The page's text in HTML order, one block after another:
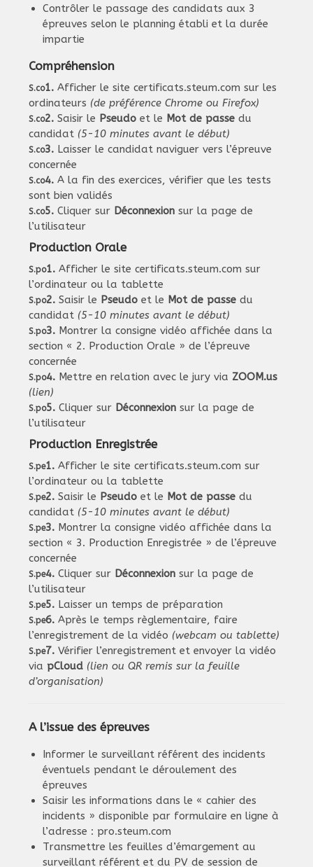
Contrôler le passage des candidats aux 3
épreuves selon le planning établi et la durée
impartie
Compréhension
S.co1. Afficher le sitecertificats.steum.com sur les
ordinateurs (de préférence Chrome ou Firefox)
S.co2. Saisir le Pseudo et le Mot de passe du
candidat (5-10 minutes avant le début)
S.co3. Laisser le candidat naviguer vers l’épreuve
concernée
S.co4. A la fin des exercices, vérifier que les tests
sont bien validés
S.co5. Cliquer sur Déconnexion sur la page de
l’utilisateur
Production Orale
S.po1. Afficher le sitecertificats.steum.com sur
l’ordinateur ou la tablette
S.po2. Saisir le Pseudo et le Mot de passe du
candidat (5-10 minutes avant le début)
S.po3. Montrer la consigne vidéo affichée dans la
section « 2. Production Orale » de l’épreuve
concernée
S.po4. Mettre en relation avec le jury via ZOOM.us
(lien)
S.po5. Cliquer sur Déconnexion sur la page de
l’utilisateur
Production Enregistrée
S.pe1. Afficher le sitecertificats.steum.com sur
l’ordinateur ou la tablette
S.pe2. Saisir le Pseudo et le Mot de passe du
candidat (5-10 minutes avant le début)
S.pe3. Montrer la consigne vidéo affichée dans la
section « 3. Production Enregistrée » de l’épreuve
concernée
S.pe4. Cliquer sur Déconnexion sur la page de
l’utilisateur
S.pe5. Laisser un temps de préparation
S.pe6. Après le temps règlementaire, faire
l’enregistrement de la vidéo (webcam ou tablette)
S.pe7. Vérifier l’enregistrement et envoyer la vidéo
via pCloud (lien ou QR remis sur la feuille
d’organisation)
A l’issue des épreuves
Informer le surveillant référent des incidents
éventuels pendant le déroulement des
épreuves
Saisir les informations dans le « cahier des
incidents » disponible par formulaire en ligne à
l’adresse : pro.steum.com
Transmettre les feuilles d’émargement au
surveillant référent et du PV de session de